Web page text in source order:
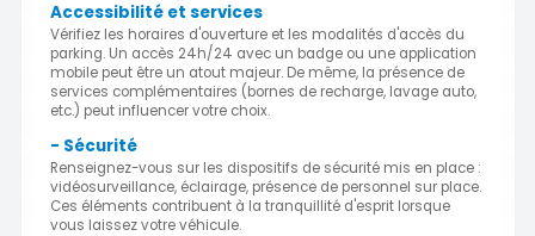
Accessibilité et services
Vérifiez les horaires d'ouverture et les modalités d'accès du
parking. Un accès 24h/24 avec un badge ou une application
mobile peut être un atout majeur. De même, la présence de
services complémentaires (bornes de recharge, lavage auto,
etc.) peut influencer votre choix.
- Sécurité
Renseignez-vous sur les dispositifs de sécurité mis en place :
vidéosurveillance, éclairage, présence de personnel sur place.
Ces éléments contribuent à la tranquillité d'esprit lorsque
vous laissez votre véhicule.